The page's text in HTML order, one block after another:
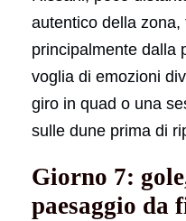
autentico della zona,
principalmente dalla
voglia di emozioni
giro in quad o una
sulle dune prima di
Giorno 7:
paesaggio da